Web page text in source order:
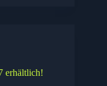
erhältlich!